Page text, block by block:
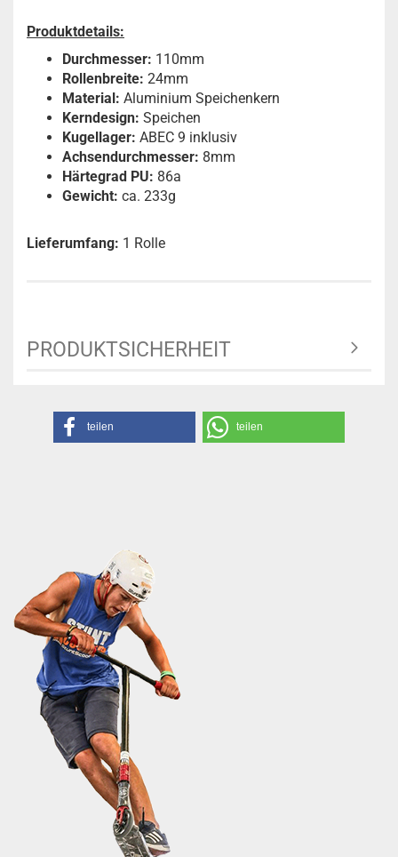
Produktdetails:
Durchmesser: 110mm
Rollenbreite: 24mm
Material: Aluminium Speichenkern
Kerndesign: Speichen
Kugellager: ABEC 9 inklusiv
Achsendurchmesser: 8mm
Härtegrad PU: 86a
Gewicht: ca. 233g
Lieferumfang: 1 Rolle
PRODUKTSICHERHEIT
teilen teilen